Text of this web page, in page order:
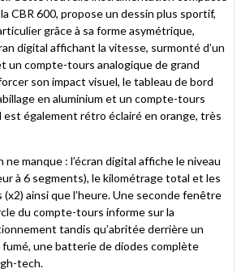
CBR 600, propose un dessin plus sportif,
grâce à sa forme asymétrique,
digital affichant la vitesse, surmonté d’un
un compte-tours analogique de grand
son impact visuel, le tableau de bord
en aluminium et un compte-tours
est également rétro éclairé en orange, très
ne manque : l’écran digital affiche le niveau
à 6 segments), le kilométrage total et les
ainsi que l’heure. Une seconde fenêtre
du compte-tours informe sur la
tandis qu’abritée derrière un
une batterie de diodes complète
tech.